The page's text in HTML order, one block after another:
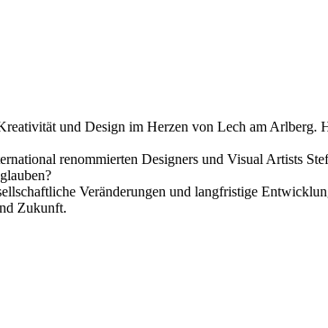
und Design im Herzen von Lech am Arlberg.
renommierten Designers und Visual Artists
Veränderungen und langfristige
Zukunft.